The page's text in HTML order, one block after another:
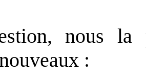
nous
: